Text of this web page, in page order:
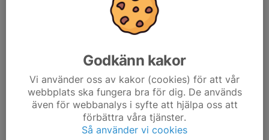
Godkänn kakor
Vi använder oss av kakor (cookies) för att vår
webbplats ska fungera bra för dig. De används
även för webbanalys i syfte att hjälpa oss att
förbättra våra tjänster.
Så använder vi cookies